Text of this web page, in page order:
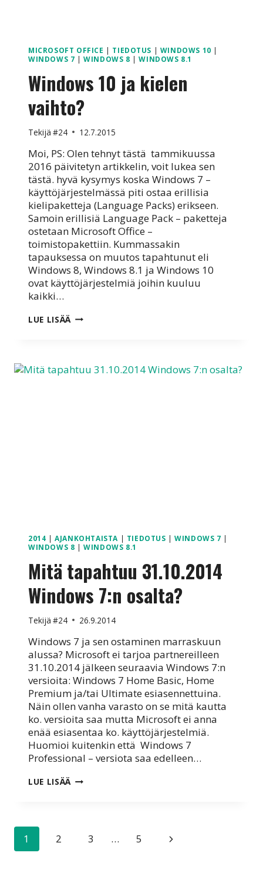
MICROSOFT OFFICE | TIEDOTUS | WINDOWS 10 |
WINDOWS 7 |WINDOWS 8 |WINDOWS 8.1
Windows 10 ja kielen
vaihto?
Tekijä #24 12.7.2015
Moi, PS: Olen tehnyt tästä tammikuussa
2016 päivitetyn artikkelin, voit lukea sen
tästä. hyvä kysymys koska Windows 7 –
käyttöjärjestelmässä piti ostaa erillisia
kielipaketteja (Language Packs) erikseen.
Samoin erillisiä Language Pack – paketteja
ostetaan Microsoft Office –
toimistopakettiin. Kummassakin
tapauksessa on muutos tapahtunut eli
Windows 8, Windows 8.1 ja Windows 10
ovat käyttöjärjestelmiä joihin kuuluu
kaikki…
LUE LISÄÄ WINDOWS
2014 |AJANKOHTAISTA | TIEDOTUS |WINDOWS 7 |
WINDOWS 8 |WINDOWS 8.1
Mitä tapahtuu 31.10.2014
Windows 7:n osalta?
Tekijä #24 26.9.2014
Windows 7 ja sen ostaminen marraskuun
alussa? Microsoft ei tarjoa partnereilleen
31.10.2014 jälkeen seuraavia Windows 7:n
versioita: Windows 7 Home Basic, Home
Premium ja/tai Ultimate esiasennettuina.
Näin ollen vanha varasto on se mitä kautta
ko. versioita saa mutta Microsoft ei anna
enää esiasentaa ko. käyttöjärjestelmiä.
Huomioi kuitenkin että Windows 7
Professional – versiota saa edelleen…
LUE LISÄÄ MITÄ
Sivunavigointi
1 2 3 … 5
Seuraava